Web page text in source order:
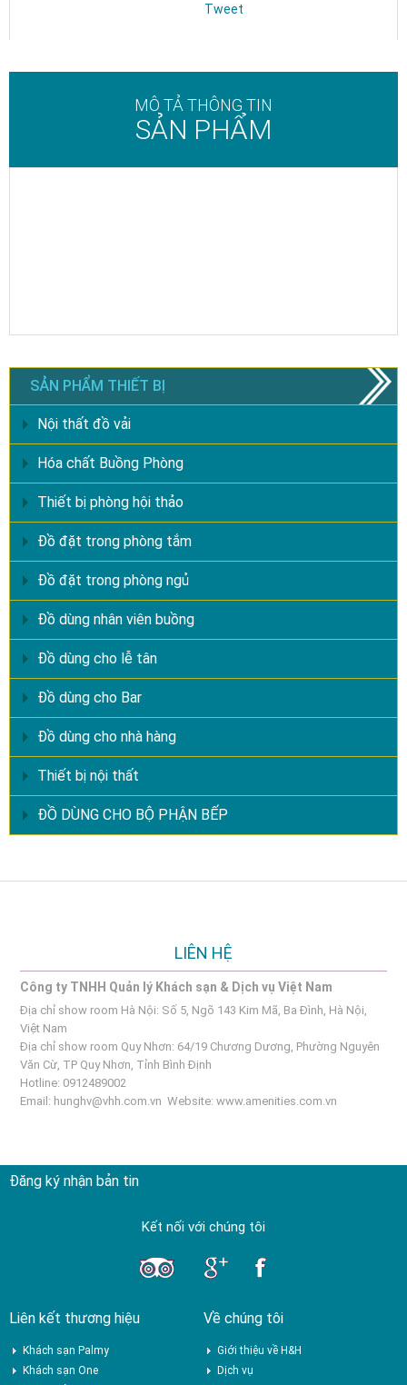
Tweet
MÔ TẢ THÔNG TIN
SẢN PHẨM
SẢN PHẨM THIẾT BỊ
Nội thất đồ vải
Hóa chất Buồng Phòng
Thiết bị phòng hội thảo
Đồ đặt trong phòng tắm
Đồ đặt trong phòng ngủ
Đồ dùng nhân viên buồng
Đồ dùng cho lễ tân
Đồ dùng cho Bar
Đồ dùng cho nhà hàng
Thiết bị nội thất
ĐỒ DÙNG CHO BỘ PHẬN BẾP
LIÊN HỆ
Công ty TNHH Quản lý Khách sạn & Dịch vụ Việt Nam
Địa chỉ show room Hà Nội: Số 5, Ngõ 143 Kim Mã, Ba Đình, Hà Nội,
Việt Nam
Địa chỉ show room Quy Nhơn: 64/19 Chương Dương, Phường Nguyên
Văn Cừ, TP Quy Nhơn, Tỉnh Bình Định
Hotline: 0912489002
Email: hunghv@vhh.com.vn Website:www.amenities.com.vn
Đăng ký nhận bản tin
Kết nối với chúng tôi
Liên kết thương hiệu
Khách sạn Palmy
Khách sạn One
Về chúng tôi
Giới thiệu về H&H
Dịch vụ